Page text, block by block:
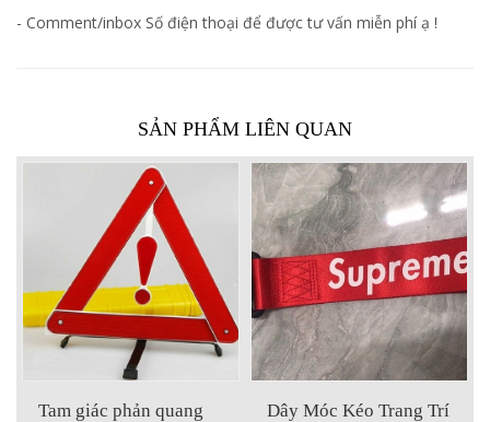
- Comment/inbox Số điện thoại để được tư vấn miễn phí ạ !
SẢN PHẨM LIÊN QUAN
Tam giác phản quang
Dây Móc Kéo Trang Trí